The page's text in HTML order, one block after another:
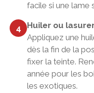
facile si une lame
4
Huiler ou
Appliquez une
dès la fin de la
fixer la teinte.
année pour les
les exotiques.